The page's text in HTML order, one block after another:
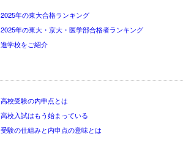
2025年の東大合格ランキング
2025年の東大・京大・医学部合格者ランキング
進学校をご紹介
高校受験の内申点とは
高校入試はもう始まっている
受験の仕組みと内申点の意味とは